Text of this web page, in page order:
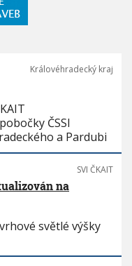
Královéhradecký kraj
ČSSI
a Pardubi
SVI ČKAIT
na
světlé výšky